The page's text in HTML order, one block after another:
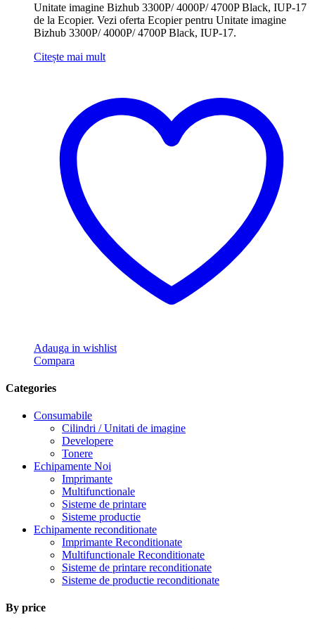
Unitate imagine Bizhub 3300P/ 4000P/ 4700P Black, IUP-17
de la Ecopier. Vezi oferta Ecopier pentru Unitate imagine
Bizhub 3300P/ 4000P/ 4700P Black, IUP-17.
Citește mai mult
Adauga in wishlist
Compara
Categories
Consumabile
Cilindri / Unitati de imagine
Developere
Tonere
Echipamente Noi
Imprimante
Multifunctionale
Sisteme de printare
Sisteme productie
Echipamente reconditionate
Imprimante Reconditionate
Multifunctionale Reconditionate
Sisteme de printare reconditionate
Sisteme de productie reconditionate
By price